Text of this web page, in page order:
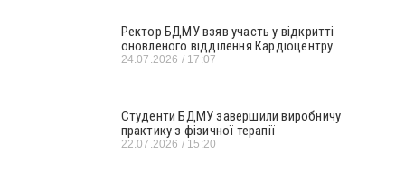
Ректор БДМУ взяв участь у відкритті
оновленого відділення Кардіоцентру
24.07.2026 17:07
Студенти БДМУ завершили виробничу
практику з фізичної терапії
22.07.2026 15:20